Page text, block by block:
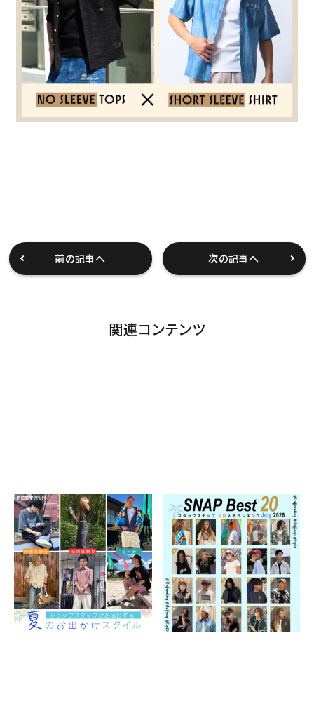
キーワードから探す
search
価格から探す
円 ～ 円
サイズ
36inc
38inc
前の記事へ 次の記事へ
関連コンテンツ
＼ショップスタッフがお届けす
る／ 夏のお出かけスタイル
2026.08.07
スタッフコンテンツ 特集一覧
MONTHLY STAFF SNAP
BEST 20
2026.08.04
スタッフコンテンツ 特集一覧